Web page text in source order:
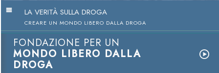
LA VERITÀ SULLA DROGA
CREARE UN MONDO LIBERO DALLA DROGA
FONDAZIONE PER UN
MONDO LIBERO DALLA
DROGA